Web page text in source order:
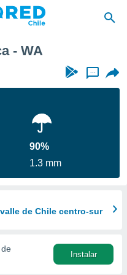
- WA
...
90%
1.3 mm
de Chile centro-sur
Instalar